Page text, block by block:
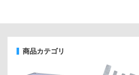
商品カテゴリ